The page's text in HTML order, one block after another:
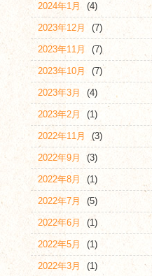
2024年1月 (4)
2023年12月 (7)
2023年11月 (7)
2023年10月 (7)
2023年3月 (4)
2023年2月 (1)
2022年11月 (3)
2022年9月 (3)
2022年8月 (1)
2022年7月 (5)
2022年6月 (1)
2022年5月 (1)
2022年3月 (1)